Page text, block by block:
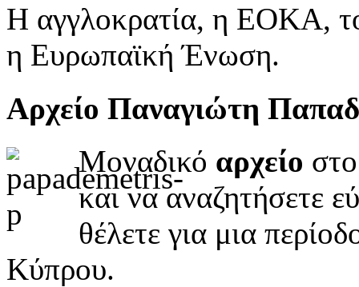
Η αγγλοκρατία, η ΕΟΚΑ,
η Ευρωπαϊκή Ένωση.
Αρχείο Παναγιώτη
Μοναδικό αρχείο
και να αναζητήσετε
θέλετε για μια
Κύπρου.